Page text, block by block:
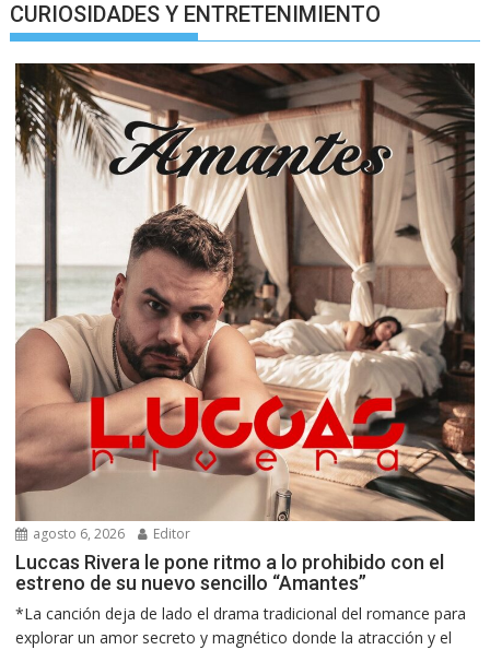
CURIOSIDADES Y ENTRETENIMIENTO
agosto 6, 2026 Editor
Luccas Rivera le pone ritmo a lo prohibido con el
estreno de su nuevo sencillo “Amantes”
*La canción deja de lado el drama tradicional del romance para
explorar un amor secreto y magnético donde la atracción y el